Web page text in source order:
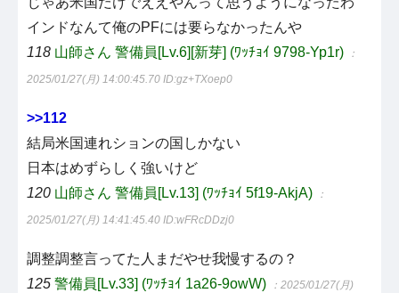
インドなんて俺のPFには要らなかったんや
118 山師さん 警備員[Lv.6][新芽] (ﾜｯﾁｮｲ 9798-Yp1r) ：
2025/01/27(月) 14:00:45.70 ID:gz+TXoep0
>>112
結局米国連れションの国しかない
日本はめずらしく強いけど
120 山師さん 警備員[Lv.13] (ﾜｯﾁｮｲ 5f19-AkjA) ：
2025/01/27(月) 14:41:45.40 ID:wFRcDDzj0
調整調整言ってた人まだやせ我慢するの？
125 警備員[Lv.33] (ﾜｯﾁｮｲ 1a26-9owW) ：2025/01/27(月)